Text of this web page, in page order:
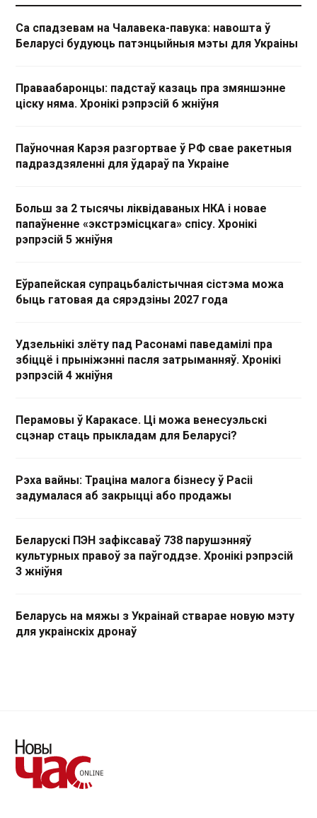
Са спадзевам на Чалавека-павука: навошта ў
Беларусі будуюць патэнцыйныя мэты для Украіны
Праваабаронцы: падстаў казаць пра змяншэнне
ціску няма. Хронікі рэпрэсій 6 жніўня
Паўночная Карэя разгортвае ў РФ свае ракетныя
падраздзяленні для ўдараў па Украіне
Больш за 2 тысячы ліквідаваных НКА і новае
папаўненне «экстрэмісцкага» спісу. Хронікі
рэпрэсій 5 жніўня
Еўрапейская супрацьбалістычная сістэма можа
быць гатовая да сярэдзіны 2027 года
Удзельнікі злёту пад Расонамі паведамілі пра
збіццё і прыніжэнні пасля затрыманняў. Хронікі
рэпрэсій 4 жніўня
Перамовы ў Каракасе. Ці можа венесуэльскі
сцэнар стаць прыкладам для Беларусі?
Рэха вайны: Траціна малога бізнесу ў Расіі
задумалася аб закрыцці або продажы
Беларускі ПЭН зафіксаваў 738 парушэнняў
культурных правоў за паўгоддзе. Хронікі рэпрэсій
3 жніўня
Беларусь на мяжы з Украінай стварае новую мэту
для украінскіх дронаў